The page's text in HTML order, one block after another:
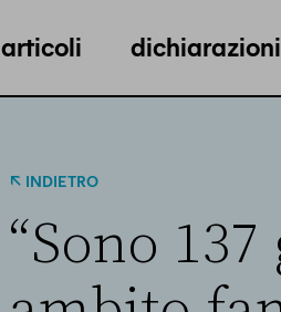
articoli dichiarazioni
INDIETRO
“Sono